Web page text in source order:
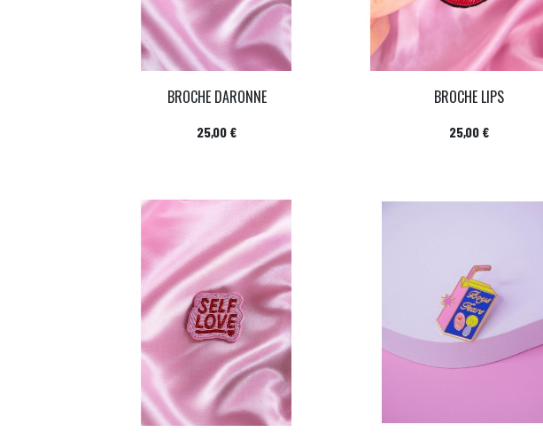
BROCHE DARONNE
Prix
25,00 €
BROCHE LIPS
Prix
25,00 €